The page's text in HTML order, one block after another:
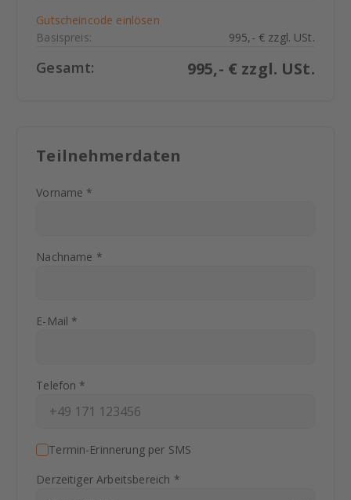
Gutscheincode einlösen
Basispreis:
995,- € zzgl. USt.
Gesamt: 995,- € zzgl. USt.
Teilnehmerdaten
Vorname *
Nachname *
E-Mail *
Telefon *
Termin-Erinnerung per SMS
Derzeitiger Arbeitsbereich *